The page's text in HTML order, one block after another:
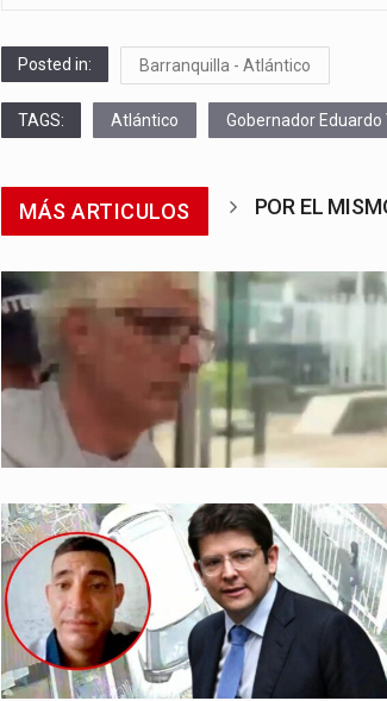
Posted in: Barranquilla - Atlántico
TAGS: Atlántico Gobernador Eduardo
MÁS ARTICULOS POR EL